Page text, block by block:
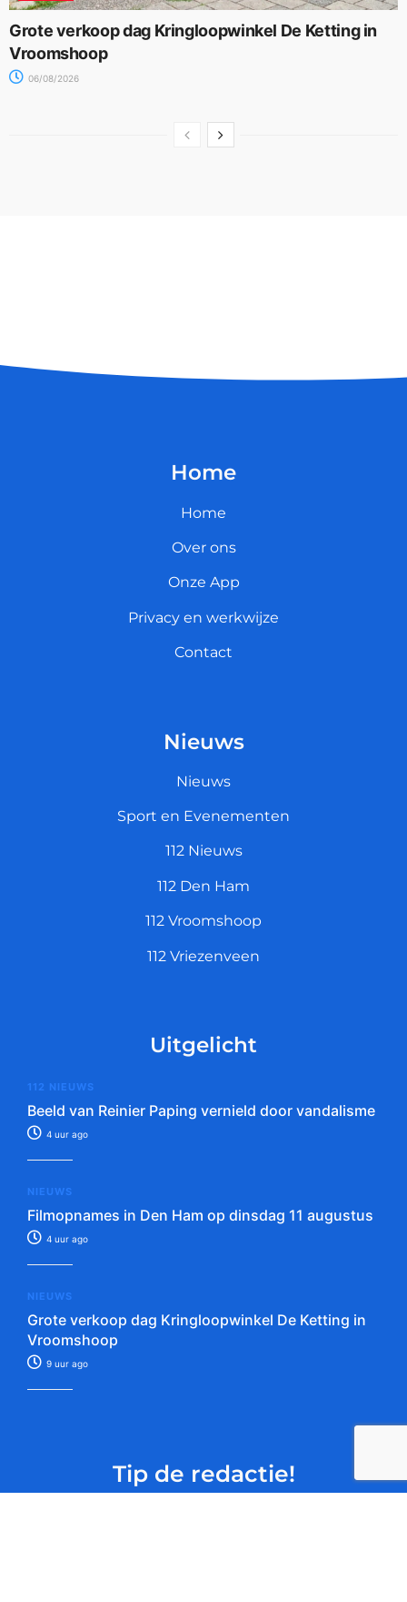
Grote verkoop dag Kringloopwinkel De Ketting in
Vroomshoop
06/08/2026
Home
Home
Over ons
Onze App
Privacy en werkwijze
Contact
Nieuws
Nieuws
Sport en Evenementen
112 Nieuws
112 Den Ham
112 Vroomshoop
112 Vriezenveen
Uitgelicht
112 NIEUWS
Beeld van Reinier Paping vernield door vandalisme
4 uur ago
NIEUWS
Filmopnames in Den Ham op dinsdag 11 augustus
4 uur ago
NIEUWS
Grote verkoop dag Kringloopwinkel De Ketting in
Vroomshoop
9 uur ago
Tip de redactie!